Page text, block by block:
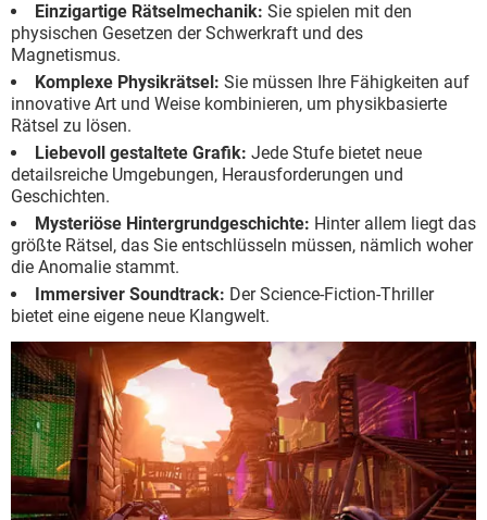
Einzigartige Rätselmechanik: Sie spielen mit den
physischen Gesetzen der Schwerkraft und des
Magnetismus.
Komplexe Physikrätsel: Sie müssen Ihre Fähigkeiten auf
innovative Art und Weise kombinieren, um physikbasierte
Rätsel zu lösen.
Liebevoll gestaltete Grafik: Jede Stufe bietet neue
detailsreiche Umgebungen, Herausforderungen und
Geschichten.
Mysteriöse Hintergrundgeschichte: Hinter allem liegt das
größte Rätsel, das Sie entschlüsseln müssen, nämlich woher
die Anomalie stammt.
Immersiver Soundtrack: Der Science-Fiction-Thriller
bietet eine eigene neue Klangwelt.